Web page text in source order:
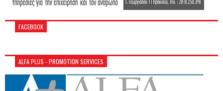
FACEBOOK
ALFA PLUS - PROMOTION SERVICES